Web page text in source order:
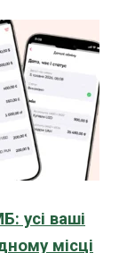
усі ваші
місці